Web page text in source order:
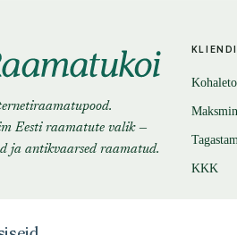
Eesti raamatute valik —
ja antikvaarsed raamatud.
KKK